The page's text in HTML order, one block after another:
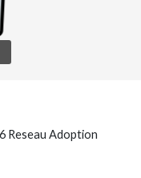
Reseau Adoption